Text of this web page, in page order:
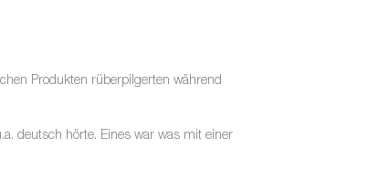
Produkten rüberpilgerten während
deutsch hörte. Eines war was mit einer